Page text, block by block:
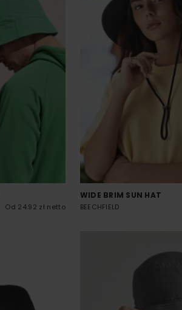
Od 24.92 zł netto
WIDE BRIM SUN HAT
BEECHFIELD